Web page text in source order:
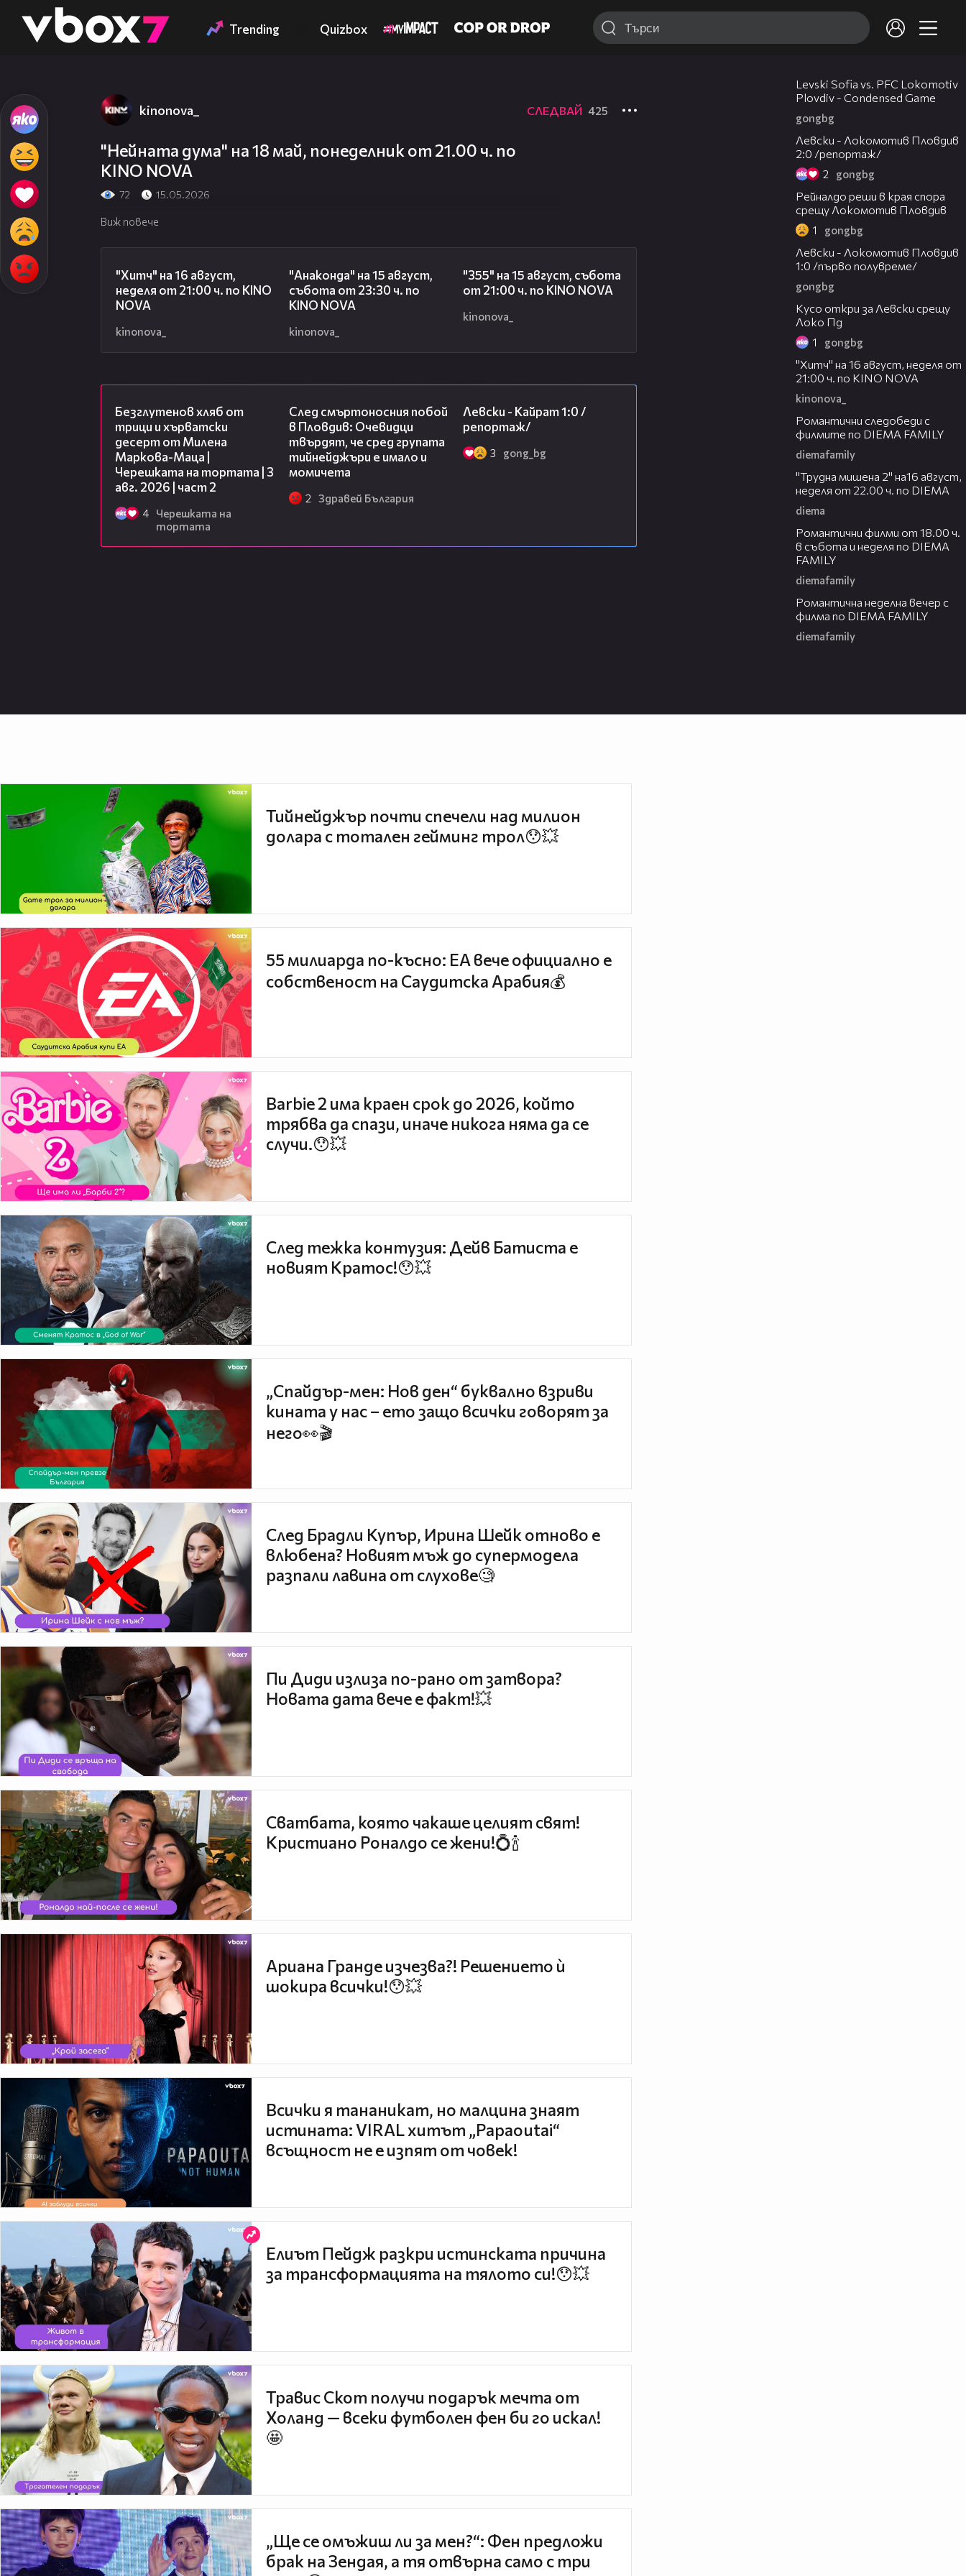
👾 Trending Quizbox
kinonova_ СЛЕДВАЙ 425
"Нейната дума" на 18 май, понеделник от 21.00 ч. по
KINO NOVA
72 15.05.2026
Виж повече
"Хитч" на 16 август,
неделя от 21:00 ч. по KINO
NOVA
kinonova_
"Анаконда" на 15 август,
събота от 23:30 ч. по
KINO NOVA
kinonova_
"355" на 15 август, събота
от 21:00 ч. по KINO NOVA
kinonova_
Безглутенов хляб от
трици и хърватски
десерт от Милена
Маркова-Маца |
Черешката на тортата | 3
авг. 2026 | част 2
4
Черешката на
тортата
След смъртоносния побой
в Пловдив: Очевидци
твърдят, че сред групата
тийнейджъри е имало и
момичета
2 Здравей България
Левски - Кайрат 1:0 /
репортаж/
3 gong_bg
Levski Sofia vs. PFC Lokomotiv
Plovdiv - Condensed Game
gongbg
Левски - Локомотив Пловдив
2:0 /репортаж/
2 gongbg
Рейналдо реши в края спора
срещу Локомотив Пловдив
1 gongbg
Левски - Локомотив Пловдив
1:0 /първо полувреме/
gongbg
Кусо откри за Левски срещу
Локо Пд
1 gongbg
"Хитч" на 16 август, неделя от
21:00 ч. по KINO NOVA
kinonova_
Романтични следобеди с
филмите по DIEMA FAMILY
diemafamily
"Трудна мишена 2" на16 август,
неделя от 22.00 ч. по DIEMA
diema
Романтични филми от 18.00 ч.
в събота и неделя по DIEMA
FAMILY
diemafamily
Романтичнa неделна вечер с
филма по DIEMA FAMILY
diemafamily
Тийнейджър почти спечели над милион
долара с тотален гейминг трол😯💥
55 милиарда по-късно: EA вече официално е
собственост на Саудитска Арабия💰
Barbie 2 има краен срок до 2026, който
трябва да спази, иначе никога няма да се
случи.😯💥
След тежка контузия: Дейв Батиста е
новият Кратос!😯💥
„Спайдър-мен: Нов ден“ буквално взриви
кината у нас – ето защо всички говорят за
него👀🎬
След Брадли Купър, Ирина Шейк отново е
влюбена? Новият мъж до супермодела
разпали лавина от слухове🧐
Пи Диди излиза по-рано от затвора?
Новата дата вече е факт!💥
Сватбата, която чакаше целият свят!
Кристиано Роналдо се жени!💍🍾
Ариана Гранде изчезва?! Решението ѝ
шокира всички!😯💥
Всички я тананикат, но малцина знаят
истината: VIRAL хитът „Papaoutai“
всъщност не е изпят от човек!
Елиът Пейдж разкри истинската причина
за трансформацията на тялото си!😯💥
Травис Скот получи подарък мечта от
Холанд — всеки футболен фен би го искал!
🤩
„Ще се омъжиш ли за мен?“: Фен предложи
брак на Зендая, а тя отвърна само с три